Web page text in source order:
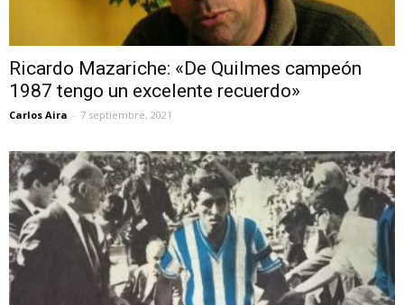
Ricardo Mazariche: «De Quilmes campeón
1987 tengo un excelente recuerdo»
Carlos Aira - 7 septiembre, 2021